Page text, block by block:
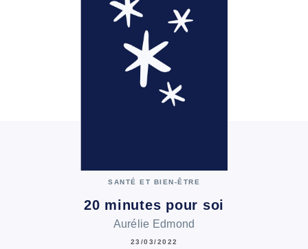
SANTÉ ET BIEN-ÊTRE
20 minutes pour soi
Aurélie Edmond
23/03/2022